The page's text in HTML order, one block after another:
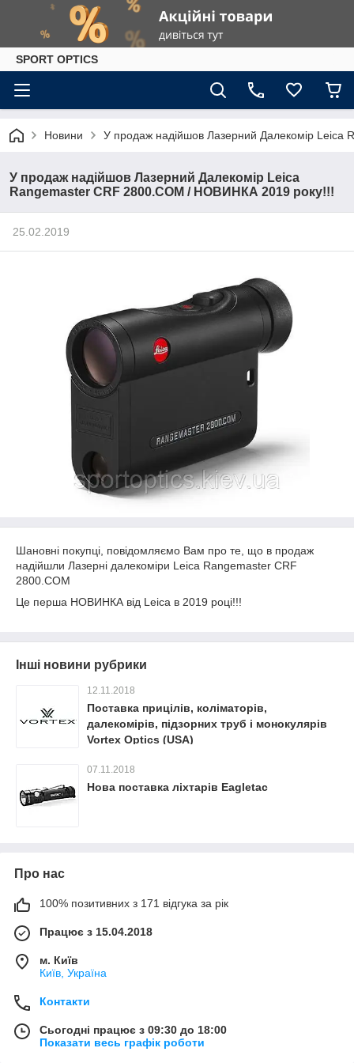
SPORT OPTICS
Новини У продаж надійшов Лазерний Далекомір
У продаж надійшов Лазерний Далекомір Leica
Rangemaster CRF 2800.COM / НОВИНКА 2019 року!!!
25.02.2019
Шановні покупці, повідомляємо Вам про те, що в продаж
надійшли Лазерні далекоміри Leica Rangemaster CRF
2800.COM
Це перша НОВИНКА від Leica в 2019 році!!!
Інші новини рубрики
12.11.2018
Поставка прицілів, коліматорів,
далекомірів, підзорних труб і монокулярів
Vortex Optics (USA)
07.11.2018
Нова поставка ліхтарів Eagletac
Про нас
100% позитивних з 171 відгука за рік
Працює з 15.04.2018
м. Київ
Київ, Україна
Контакти
Сьогодні працює з 09:30 до 18:00
Показати весь графік роботи